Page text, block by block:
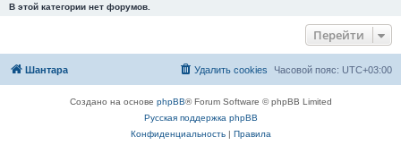
В этой категории нет форумов.
Перейти
Шантара Часовой пояс: UTC+03:00
Удалить cookies
Создано на основе phpBB® Forum Software © phpBB Limited
Русская поддержка phpBB
Конфиденциальность| Правила